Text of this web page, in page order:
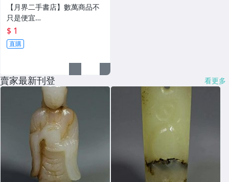
【月界二手書店】數萬商品不
只是便宜…
$ 1
直購
賣家最新刊登 看更多